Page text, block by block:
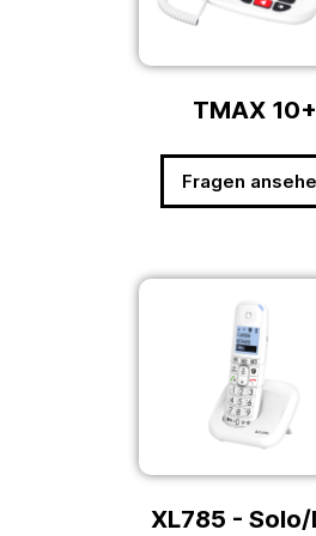
TMAX 10+
Fragen
XL785 - Solo/